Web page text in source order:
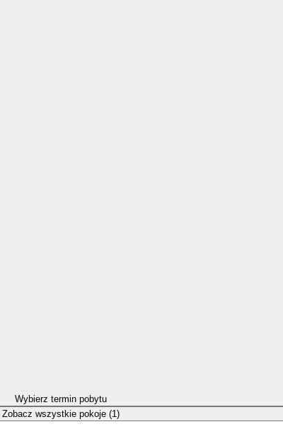
Wybierz termin pobytu
Zobacz wszystkie pokoje (1)